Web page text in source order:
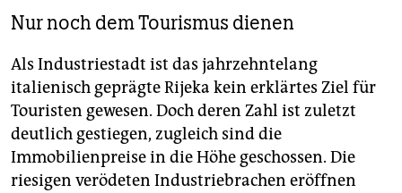
Nur noch dem Tourismus dienen
Als Industriestadt ist das jahrzehntelang
italienisch geprägte Rijeka kein erklärtes Ziel für
Touristen gewesen. Doch deren Zahl ist zuletzt
deutlich gestiegen, zugleich sind die
Immobilienpreise in die Höhe geschossen. Die
riesigen verödeten Industriebrachen eröffnen